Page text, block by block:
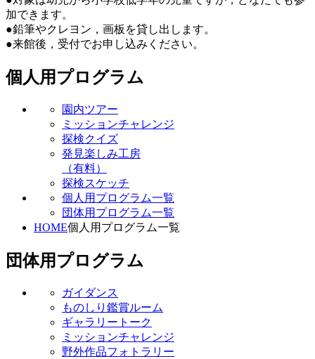
加できます。
●鉛筆やクレヨン，画板を貸し出します。
●来館後，受付でお申し込みください。
個人用プログラム
園内ツアー
ミッションチャレンジ
探検クイズ
発見楽しみ工房
（有料）
探検スケッチ
個人用プログラム一覧
団体用プログラム一覧
HOME個人用プログラム一覧
団体用プログラム
ガイダンス
ものしり鑑賞ルーム
ギャラリートーク
ミッションチャレンジ
野外作品フォトラリー